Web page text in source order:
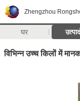
Zhengzhou
घर
विभिन्न उच्च किलों में